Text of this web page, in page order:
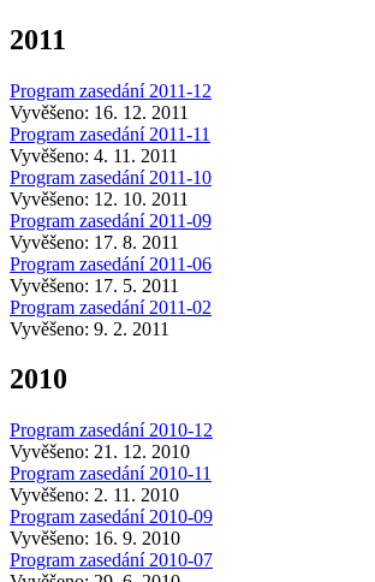
2011
Program zasedání 2011-12
Vyvěšeno: 16. 12. 2011
Program zasedání 2011-11
Vyvěšeno: 4. 11. 2011
Program zasedání 2011-10
Vyvěšeno: 12. 10. 2011
Program zasedání 2011-09
Vyvěšeno: 17. 8. 2011
Program zasedání 2011-06
Vyvěšeno: 17. 5. 2011
Program zasedání 2011-02
Vyvěšeno: 9. 2. 2011
2010
Program zasedání 2010-12
Vyvěšeno: 21. 12. 2010
Program zasedání 2010-11
Vyvěšeno: 2. 11. 2010
Program zasedání 2010-09
Vyvěšeno: 16. 9. 2010
Program zasedání 2010-07